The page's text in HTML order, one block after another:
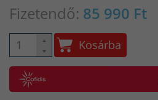
Fizetendő: 85 990 Ft
Kosárba